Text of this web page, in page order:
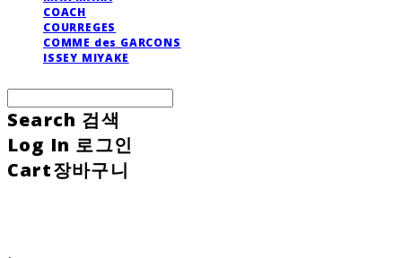
COACH
COURREGES
COMME des GARCONS
ISSEY MIYAKE
Search 검색
Log In 로그인
Cart장바구니